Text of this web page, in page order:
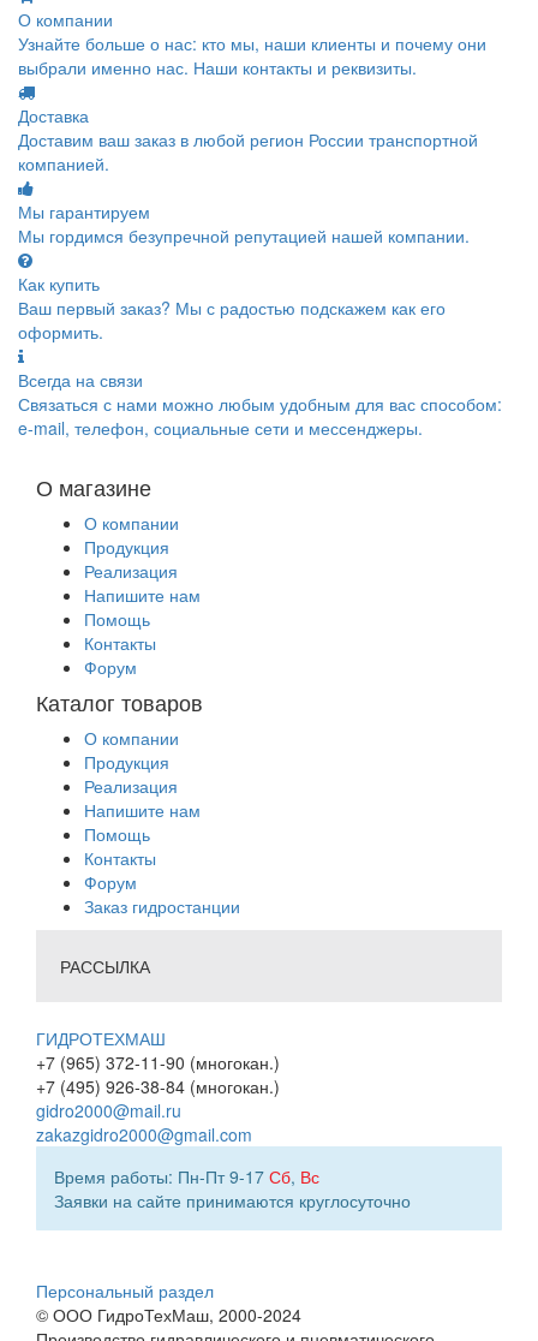
О компании
Узнайте больше о нас: кто мы, наши клиенты и почему они
выбрали именно нас. Наши контакты и реквизиты.
Доставка
Доставим ваш заказ в любой регион России транспортной
компанией.
Мы гарантируем
Мы гордимся безупречной репутацией нашей компании.
Как купить
Ваш первый заказ? Мы с радостью подскажем как его
оформить.
Всегда на связи
Связаться с нами можно любым удобным для вас способом:
e-mail, телефон, социальные сети и мессенджеры.
О магазине
О компании
Продукция
Реализация
Напишите нам
Помощь
Контакты
Форум
Каталог товаров
О компании
Продукция
Реализация
Напишите нам
Помощь
Контакты
Форум
Заказ гидростанции
РАССЫЛКА
ГИДРОТЕХМАШ
+7 (965) 372-11-90 (многокан.)
+7 (495) 926-38-84 (многокан.)
gidro2000@mail.ru
zakazgidro2000@gmail.com
Время работы: Пн-Пт 9-17 Сб, Вс
Заявки на сайте принимаются круглосуточно
Персональный раздел
© ООО ГидроТехМаш, 2000-2024